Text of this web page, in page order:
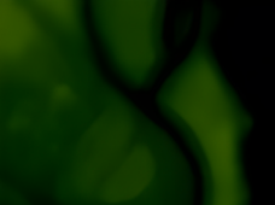
contenido